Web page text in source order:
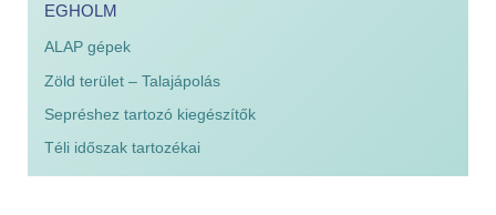
EGHOLM
ALAP gépek
Zöld terület – Talajápolás
Sepréshez tartozó kiegészítők
Téli időszak tartozékai